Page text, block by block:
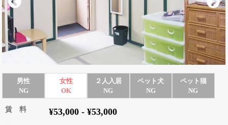
男性
NG
女性
OK
２人入居
NG
ペット犬
NG
ペット猫
NG
賃 料 ¥53,000 - ¥53,000